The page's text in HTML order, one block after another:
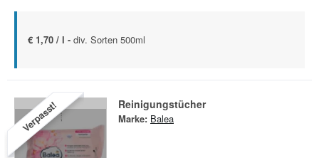
€ 1,70 / l - div. Sorten 500ml
Verpasst! Reinigungstücher
Marke: Balea